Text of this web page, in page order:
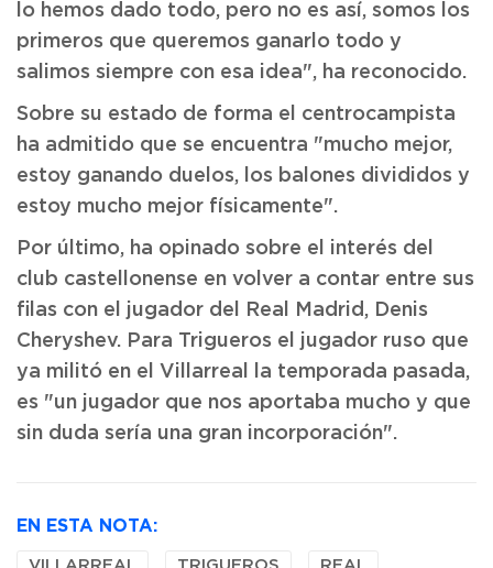
lo hemos dado todo, pero no es así, somos los
primeros que queremos ganarlo todo y
salimos siempre con esa idea", ha reconocido.
Sobre su estado de forma el centrocampista
ha admitido que se encuentra "mucho mejor,
estoy ganando duelos, los balones divididos y
estoy mucho mejor físicamente".
Por último, ha opinado sobre el interés del
club castellonense en volver a contar entre sus
filas con el jugador del Real Madrid, Denis
Cheryshev. Para Trigueros el jugador ruso que
ya militó en el Villarreal la temporada pasada,
es "un jugador que nos aportaba mucho y que
sin duda sería una gran incorporación".
EN ESTA NOTA: